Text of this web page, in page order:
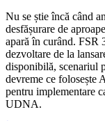
Nu se știe încă când
desfășurare de
apară în curând. FSR
dezvoltare de la
disponibilă, scenariul
devreme ce folosește
pentru implementare
UDNA.